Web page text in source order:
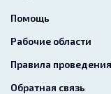
Помощь
Рабочие области
Правила
Обратная связь